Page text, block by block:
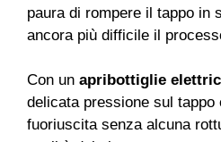
paura di rompere il tappo in
ancora più difficile il
Con un apribottiglie
delicata pressione sul tappo
fuoriuscita senza alcuna